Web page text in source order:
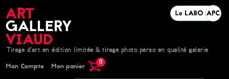
Tirage d'art en édition limitée & tirage photo perso en qualité galerie
Mon Compte Mon panier 0